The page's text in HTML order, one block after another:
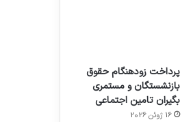
پرداخت زودهنگام حقوق
بازنشستگان و مستمری
بگیران تامین اجتماعی
16 ژوئن 2026